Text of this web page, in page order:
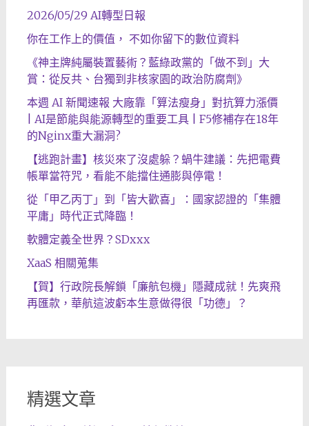
2026/05/29 AI轉型日報
你在工作上的價值， 不如你留下的數位資料
《神主牌純屬裝置藝術？藍綠政黨的「做不到」大
賞：從反共、台獨到非核家園的政治防腐劑》
本週 AI 新聞速報 大廠靠「算法瘦身」對抗算力漲價
| AI是節能與能源轉型的重要工具 | F5修補存在18年
的Nginx重大漏洞?
【逃跑計畫】核災來了沒處躲？蝸牛建議：先把電費
帳單當符咒，看能不能擋住通膨與停電！
從「甲乙丙丁」到「皆大歡喜」：國家認證的「集體
平庸」時代正式降臨！
軟體定義全世界？SDxxx
XaaS 相關蒐集
【賀】行政院長解鎖「廉航包機」隱藏成就！先爽飛
再匯款，華航這波虧本生意做得很「功德」？
精選文章